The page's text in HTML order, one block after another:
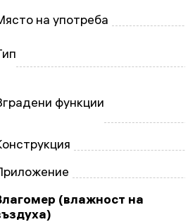
на употреба
функции
(влажност на